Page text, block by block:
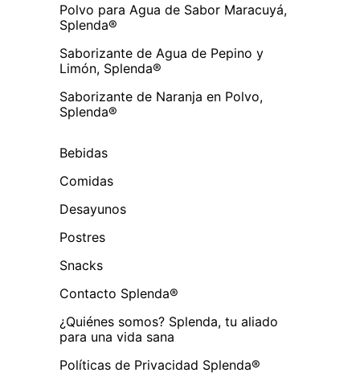
Polvo para Agua de Sabor Maracuyá,
Splenda®
Saborizante de Agua de Pepino y
Limón, Splenda®
Saborizante de Naranja en Polvo,
Splenda®
Bebidas
Comidas
Desayunos
Postres
Snacks
Contacto Splenda®
¿Quiénes somos? Splenda, tu aliado
para una vida sana
Políticas de Privacidad Splenda®